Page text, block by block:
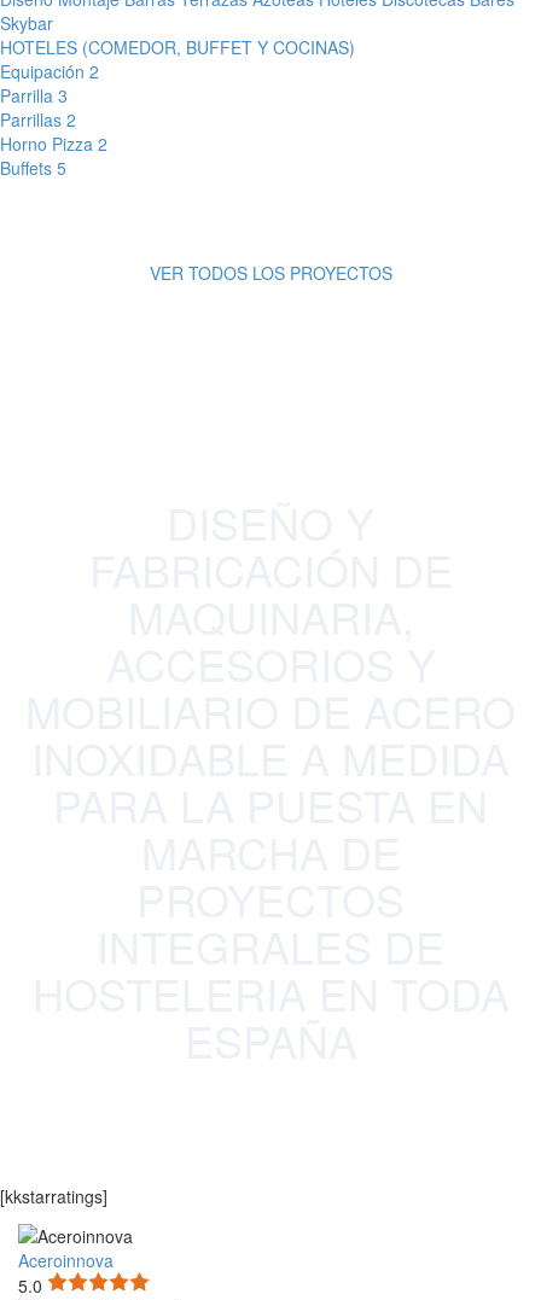
Skybar
HOTELES (COMEDOR, BUFFET Y COCINAS)
Equipación 2
Parrilla 3
Parrillas 2
Horno Pizza 2
Buffets 5
VER TODOS LOS PROYECTOS
[kkstarratings]
Aceroinnova
5.0